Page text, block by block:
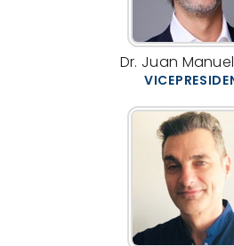
Dr. Juan